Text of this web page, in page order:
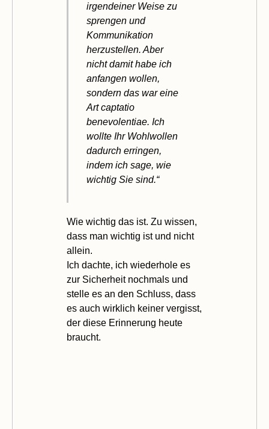
irgendeiner Weise zu
sprengen und
Kommunikation
herzustellen. Aber
nicht damit habe ich
anfangen wollen,
sondern das war eine
Art captatio
benevolentiae. Ich
wollte Ihr Wohlwollen
dadurch erringen,
indem ich sage, wie
wichtig Sie sind.“
Wie wichtig das ist. Zu wissen,
dass man wichtig ist und nicht
allein.
Ich dachte, ich wiederhole es
zur Sicherheit nochmals und
stelle es an den Schluss, dass
es auch wirklich keiner vergisst,
der diese Erinnerung heute
braucht.